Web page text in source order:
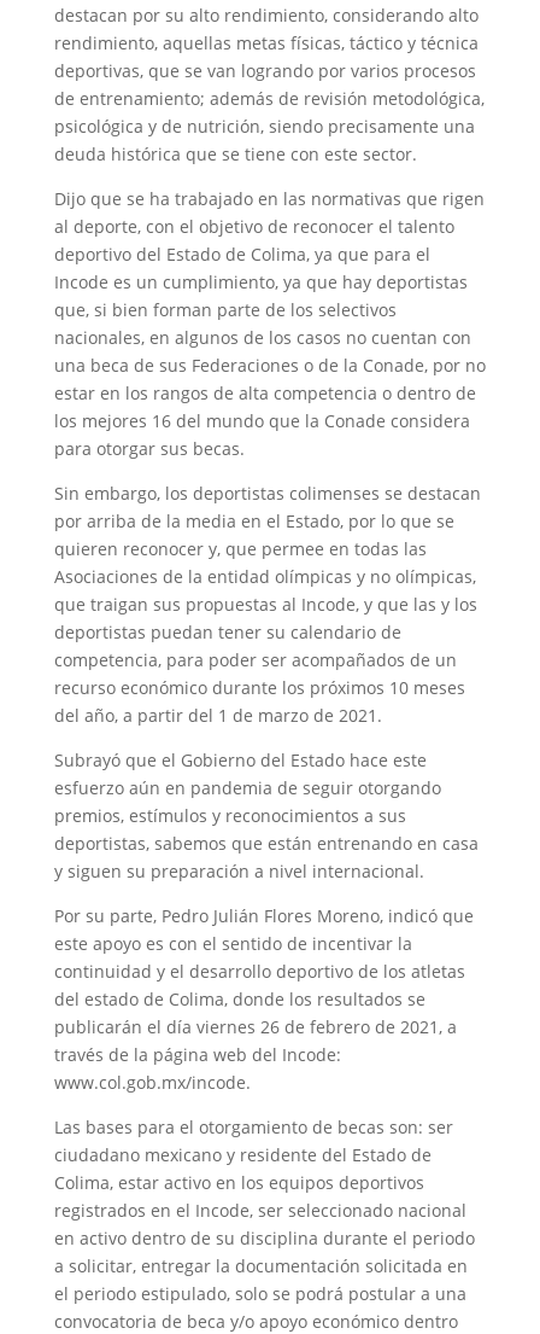
destacan por su alto rendimiento, considerando alto
rendimiento, aquellas metas físicas, táctico y técnica
deportivas, que se van logrando por varios procesos
de entrenamiento; además de revisión metodológica,
psicológica y de nutrición, siendo precisamente una
deuda histórica que se tiene con este sector.
Dijo que se ha trabajado en las normativas que rigen
al deporte, con el objetivo de reconocer el talento
deportivo del Estado de Colima, ya que para el
Incode es un cumplimiento, ya que hay deportistas
que, si bien forman parte de los selectivos
nacionales, en algunos de los casos no cuentan con
una beca de sus Federaciones o de la Conade, por no
estar en los rangos de alta competencia o dentro de
los mejores 16 del mundo que la Conade considera
para otorgar sus becas.
Sin embargo, los deportistas colimenses se destacan
por arriba de la media en el Estado, por lo que se
quieren reconocer y, que permee en todas las
Asociaciones de la entidad olímpicas y no olímpicas,
que traigan sus propuestas al Incode, y que las y los
deportistas puedan tener su calendario de
competencia, para poder ser acompañados de un
recurso económico durante los próximos 10 meses
del año, a partir del 1 de marzo de 2021.
Subrayó que el Gobierno del Estado hace este
esfuerzo aún en pandemia de seguir otorgando
premios, estímulos y reconocimientos a sus
deportistas, sabemos que están entrenando en casa
y siguen su preparación a nivel internacional.
Por su parte, Pedro Julián Flores Moreno, indicó que
este apoyo es con el sentido de incentivar la
continuidad y el desarrollo deportivo de los atletas
del estado de Colima, donde los resultados se
publicarán el día viernes 26 de febrero de 2021, a
través de la página web del Incode:
www.col.gob.mx/incode.
Las bases para el otorgamiento de becas son: ser
ciudadano mexicano y residente del Estado de
Colima, estar activo en los equipos deportivos
registrados en el Incode, ser seleccionado nacional
en activo dentro de su disciplina durante el periodo
a solicitar, entregar la documentación solicitada en
el periodo estipulado, solo se podrá postular a una
convocatoria de beca y/o apoyo económico dentro